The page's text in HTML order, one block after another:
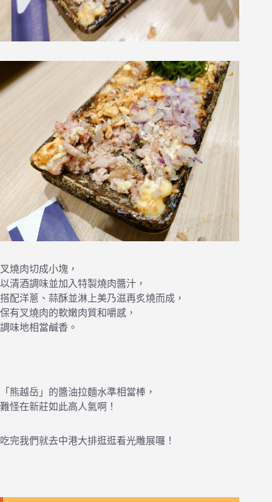
叉燒肉切成小塊，
以清酒調味並加入特製燒肉醬汁，
搭配洋蔥、蒜酥並淋上美乃滋再炙燒而成，
保有叉燒肉的軟嫩肉質和嚼感，
調味地相當鹹香。
「熊越岳」的醬油拉麵水準相當棒，
難怪在新莊如此高人氣啊！
吃完我們就去中港大排逛逛看光雕展囉！